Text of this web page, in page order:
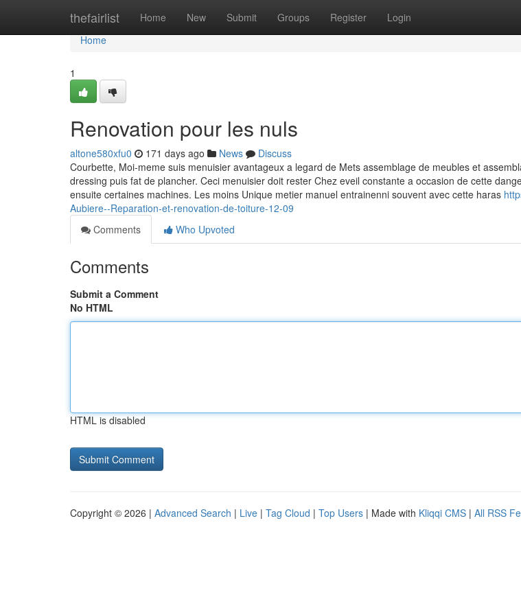
thefairlist Home New Submit Groups Register Login
Home
Home
1
Renovation pour les nuls
altone580xfu0 171 days ago News
Discuss
Courbette, Moi-meme suis menuisier avantageux a legard de Mets assemblage de meubles et
dressing puis fat de plancher. Ceci menuisier doit rester Chez eveil constante a occasion de cette
ensuite certaines machines. Les moins Unique metier manuel entrainenni souvent avec cette haras
Aubiere--Reparation-et-renovation-de-toiture-12-09
Comments
Who Upvoted
Comments
Submit a Comment
No HTML
HTML is disabled
Copyright © 2026 | Advanced Search | Live | Tag Cloud | Top Users | Made with Kliqqi CMS | All RSS